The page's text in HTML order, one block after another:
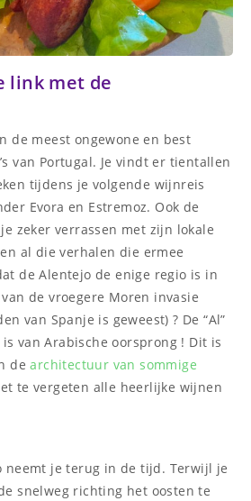
link met de
de meest ongewone en best
van Portugal. Je vindt er tientallen
tijdens je volgende wijnreis
Evora en Estremoz. Ook de
zeker verrassen met zijn lokale
al die verhalen die ermee
de Alentejo de enige regio is in
de vroegere Moren invasie
van Spanje is geweest) ? De “Al”
van Arabische oorsprong ! Dit is
dearchitectuur van sommige
te vergeten alle heerlijke wijnen
neemt je terug in de tijd. Terwijl je
snelweg richting het oosten te